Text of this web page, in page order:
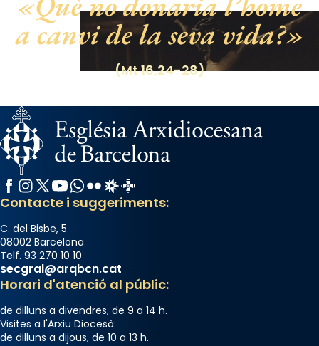
a canvi de la seva vida?
(Mt 16,24-28)
Facebook
Instagram
X / Twitter
YouTube
WhatsApp
FlickrRadio Estel
Catalunya Cristiana
Contacte i suggeriments:
C. del Bisbe, 5
08002 Barcelona
Telf. 93 270 10 10
secgral@arqbcn.cat
Horari d'atenció al públic:
de dilluns a divendres, de 9 a 14 h.
Visites a l'Arxiu Diocesà:
de dilluns a dijous, de 10 a 13 h.